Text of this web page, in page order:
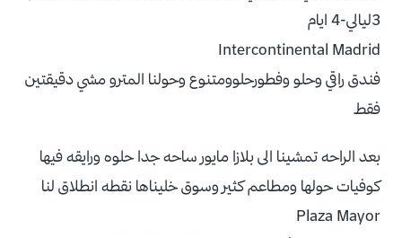
3ليالي-4 ايام
Intercontinental Madrid
فندق راقي وحلو وفطورحلوومتنوع وحولنا المترو مشي دقيقتين
فقط
بعد الراحه تمشينا الى بلازا مايور ساحه جدا حلوه ورايقه فيها
كوفيات حولها ومطاعم كثير وسوق خليناها نقطه انطلاق لنا
Plaza Mayor